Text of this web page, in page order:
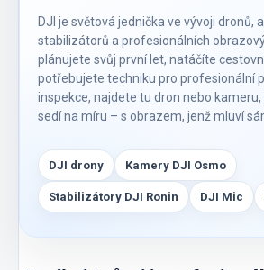
DJI je světová jednička ve vývoji dronů,
stabilizátorů a profesionálních
plánujete svůj první let, natáčíte
potřebujete techniku pro profesionální
inspekce, najdete tu dron nebo
sedí na míru – s obrazem, jenž mluví
DJI drony Kamery DJI Osmo
Stabilizátory DJI Ronin DJI Mic